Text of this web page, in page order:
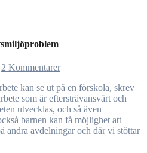
2 Kommentarer
som är eftersträvansvärt och
utvecklas, och så även
barnen kan få möjlighet att
andra avdelningar och där vi stöttar